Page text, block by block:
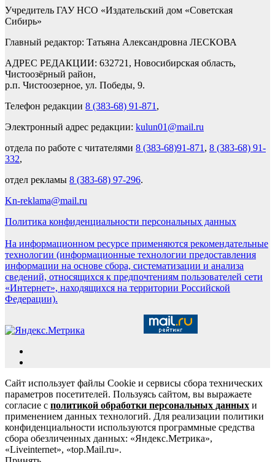
Учредитель ГАУ НСО «Издательский дом «Советская
Сибирь»
Главный редактор: Татьяна Александровна ЛЕСКОВА
АДРЕС РЕДАКЦИИ: 632721, Новосибирская область,
Чистоозёрный район,
р.п. Чистоозерное, ул. Победы, 9.
Телефон редакции 8 (383-68) 91-871 ,
Электронный адрес редакции: kulun01@mail.ru
отдела по работе с читателями 8 (383-68)91-871 , 8 (383-68) 91-
332,
отдел рекламы 8 (383-68) 97-296.
Kn-reklama@mail.ru
Политика конфиденциальности персональных данных
На информационном ресурсе применяются рекомендательные
технологии (информационные технологии предоставления
информации на основе сбора, систематизации и анализа
сведений, относящихся к предпочтениям пользователей сети
«Интернет», находящихся на территории Российской
Федерации).
Сайт использует файлы Cookie и сервисы сбора технических
параметров посетителей. Пользуясь сайтом, вы выражаете
согласие с политикой обработки персональных данных и
применением данных технологий. Для реализации политики
конфиденциальности используются программные средства
сбора обезличенных данных: «Яндекс.Метрика»,
«Liveinternet», «top.Mail.ru».